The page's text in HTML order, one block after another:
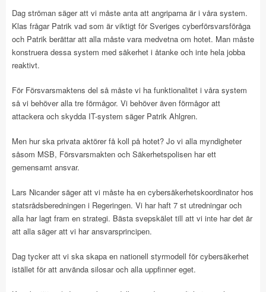
Dag ströman säger att vi måste anta att angriparna är i våra system.
Klas frågar Patrik vad som är viktigt för Sveriges cyberförsvarsföråga
och Patrik berättar att alla måste vara medvetna om hotet. Man måste
konstruera dessa system med säkerhet i åtanke och inte hela jobba
reaktivt.
För Försvarsmaktens del så måste vi ha funktionalitet i våra system
så vi behöver alla tre förmågor. Vi behöver även förmågor att
attackera och skydda IT-system säger Patrik Ahlgren.
Men hur ska privata aktörer få koll på hotet? Jo vi alla myndigheter
såsom MSB, Försvarsmakten och Säkerhetspolisen har ett
gemensamt ansvar.
Lars Nicander säger att vi måste ha en cybersäkerhetskoordinator hos
statsrådsberedningen i Regeringen. Vi har haft 7 st utredningar och
alla har lagt fram en strategi. Bästa svepskälet till att vi inte har det är
att alla säger att vi har ansvarsprincipen.
Dag tycker att vi ska skapa en nationell styrmodell för cybersäkerhet
istället för att använda silosar och alla uppfinner eget.